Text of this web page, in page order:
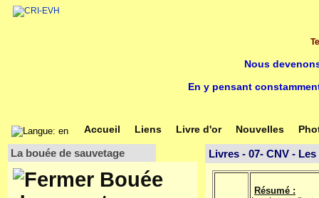
Nous
En y pensant
Accueil Liens Livre d'or Nouvelles
La bouée de sauvetage
Bouée
Livres - 07- CNV -
Résumé :